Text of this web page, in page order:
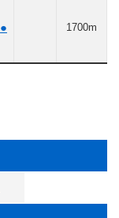
● 1700m